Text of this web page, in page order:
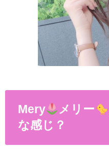
Mery メリー
な感じ？